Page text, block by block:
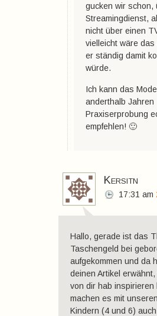
gucken wir schon,
Streamingdienst,
nicht über einen
vielleicht wäre
er ständig damit
würde.
Ich kann das
anderthalb Jahren
Praxiserprobung
empfehlen! 🙂
Kersitn
17:31 am
Hallo, gerade ist das
Taschengeld bei
aufgekommen und da
deinen Artikel erwähnt,
von dir hab inspirieren
machen es mit
Kindern (4 und 6)